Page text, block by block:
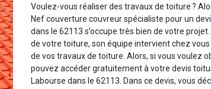
Voulez-vous réaliser des travaux de toiture ?
Nef couverture couvreur spécialiste pour un
dans le 62113 s’occupe très bien de votre
de votre toiture, son équipe intervient chez
de vos travaux de toiture. Alors, si vous voulez
pouvez accéder gratuitement à votre devis
Labourse dans le 62113. Dans ce devis, vous